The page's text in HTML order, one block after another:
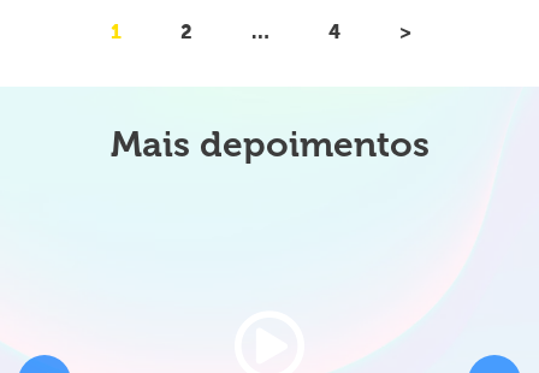
1 2 … 4 >
Mais depoimentos